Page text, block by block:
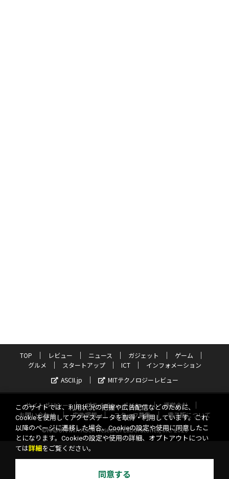
TOP レビュー ニュース ガジェット
ゲーム
グルメ
スタートアップ ICT
インフォメーション
ASCII.jp
MITテクノロジーレビュー
サイトポリシー プライバシーポリシー
運営会社
お問い合わせ
広告掲載 スタッフ募集
電子版について
©KADOKAWA ASCII Research Laboratories, Inc. 2026
このサイトでは、利用状況の把握や広告配信などのために、
Cookieを使用してアクセスデータを取得・利用しています。これ
以降のページに遷移した場合、Cookieの設定や使用に同意したこ
とになります。Cookieの設定や使用の詳細、オプトアウトについ
ては詳細 をご覧ください。
同意する